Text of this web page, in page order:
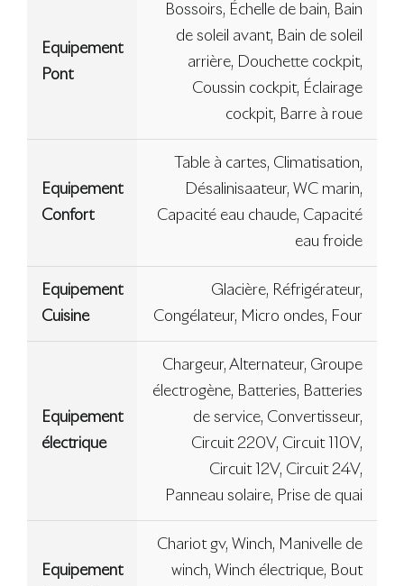
Equipement
Pont
Bossoirs, Échelle de bain, Bain
de soleil avant, Bain de soleil
arrière, Douchette cockpit,
Coussin cockpit, Éclairage
cockpit, Barre à roue
Equipement
Confort
Table à cartes, Climatisation,
Désalinisaateur, WC marin,
Capacité eau chaude, Capacité
eau froide
Equipement
Cuisine
Glacière, Réfrigérateur,
Congélateur, Micro ondes, Four
Equipement
électrique
Chargeur, Alternateur, Groupe
électrogène, Batteries, Batteries
de service, Convertisseur,
Circuit 220V, Circuit 110V,
Circuit 12V, Circuit 24V,
Panneau solaire, Prise de quai
Equipement
Chariot gv, Winch, Manivelle de
winch, Winch électrique, Bout